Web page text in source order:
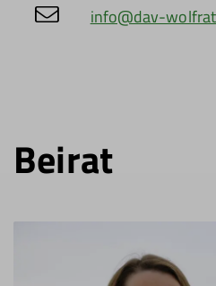
info@dav-
Bei­rat